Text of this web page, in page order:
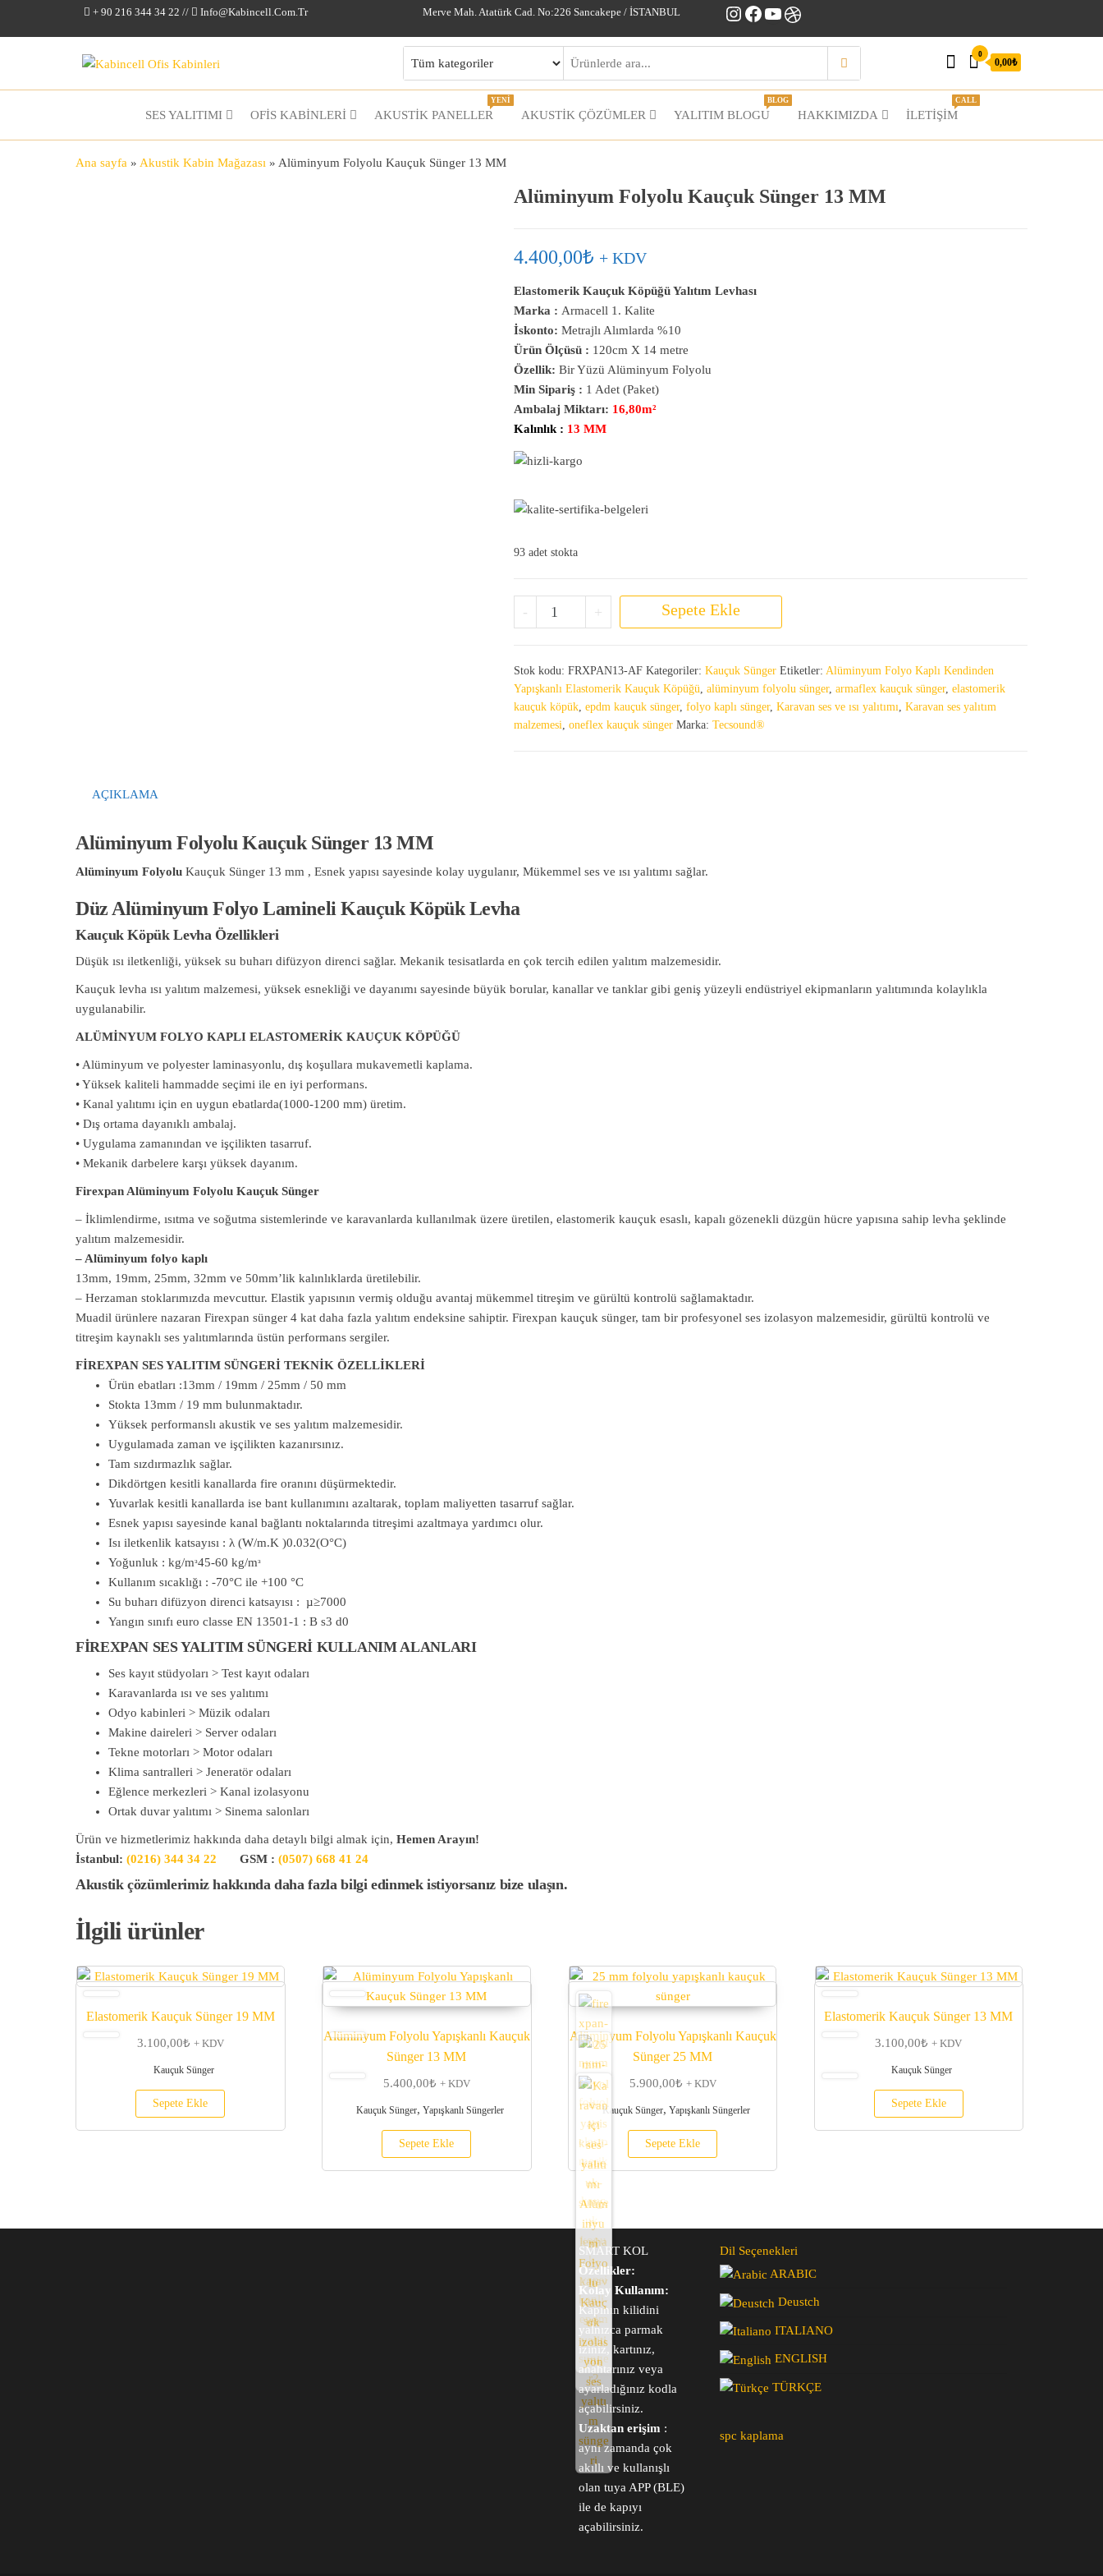
+ 90 216 344 34 22 // Info@kabincell.com.tr Merve Mah. Atatürk Cad. No:226 Sancakepe / İSTANBUL Instagram
Facebook
YouTube
Dribbble
Ofis
Kabinleri
0
0,00₺
SES YALITIMI OFİS KABİNLERİ AKUSTİK PANELLER
YENİ
AKUSTIK ÇÖZÜMLER YALITIM BLOGU
BLOG
HAKKIMIZDA İLETIŞIM
CALL
Ana sayfa » Akustik Kabin Mağazası » Alüminyum Folyolu Kauçuk Sünger 13 MM
Alüminyum Folyolu Kauçuk Sünger 13 MM
4.400,00₺ + KDV
Elastomerik Kauçuk Köpüğü Yalıtım Levhası
Marka : Armacell 1. Kalite
İskonto: Metrajlı Alımlarda %10
Ürün Ölçüsü : 120cm X 14 metre
Özellik: Bir Yüzü Alüminyum Folyolu
Min Sipariş : 1 Adet (Paket)
Ambalaj Miktarı: 16,80m²
Kalınlık : 13 MM
93 adet stokta
- Alüminyum Folyolu Kauçuk Sünger 13 MM adet
+ Sepete Ekle
Stok kodu: FRXPAN13-AF Kategoriler: Kauçuk Sünger Etiketler: Alüminyum Folyo Kaplı Kendinden
Yapışkanlı Elastomerik Kauçuk Köpüğü, alüminyum folyolu sünger, armaflex kauçuk sünger, elastomerik
kauçuk köpük, epdm kauçuk sünger, folyo kaplı sünger, Karavan ses ve ısı yalıtımı, Karavan ses yalıtım
malzemesi, oneflex kauçuk sünger Marka: Tecsound®
AÇIKLAMA
Alüminyum Folyolu Kauçuk Sünger 13 MM
Alüminyum Folyolu Kauçuk Sünger 13 mm , Esnek yapısı sayesinde kolay uygulanır, Mükemmel ses ve ısı yalıtımı sağlar.
Düz Alüminyum Folyo Lamineli Kauçuk Köpük Levha
Kauçuk Köpük Levha Özellikleri
Düşük ısı iletkenliği, yüksek su buharı difüzyon direnci sağlar. Mekanik tesisatlarda en çok tercih edilen yalıtım malzemesidir.
Kauçuk levha ısı yalıtım malzemesi, yüksek esnekliği ve dayanımı sayesinde büyük borular, kanallar ve tanklar gibi geniş yüzeyli endüstriyel ekipmanların yalıtımında kolaylıkla
uygulanabilir.
ALÜMİNYUM FOLYO KAPLI ELASTOMERİK KAUÇUK KÖPÜĞÜ
• Alüminyum ve polyester laminasyonlu, dış koşullara mukavemetli kaplama.
• Yüksek kaliteli hammadde seçimi ile en iyi performans.
• Kanal yalıtımı için en uygun ebatlarda(1000-1200 mm) üretim.
• Dış ortama dayanıklı ambalaj.
• Uygulama zamanından ve işçilikten tasarruf.
• Mekanik darbelere karşı yüksek dayanım.
Firexpan Alüminyum Folyolu Kauçuk Sünger
– İklimlendirme, ısıtma ve soğutma sistemlerinde ve karavanlarda kullanılmak üzere üretilen, elastomerik kauçuk esaslı, kapalı gözenekli düzgün hücre yapısına sahip levha şeklinde
yalıtım malzemesidir.
– Alüminyum folyo kaplı
13mm, 19mm, 25mm, 32mm ve 50mm’lik kalınlıklarda üretilebilir.
– Herzaman stoklarımızda mevcuttur. Elastik yapısının vermiş olduğu avantaj mükemmel titreşim ve gürültü kontrolü sağlamaktadır.
Muadil ürünlere nazaran Firexpan sünger 4 kat daha fazla yalıtım endeksine sahiptir. Firexpan kauçuk sünger, tam bir profesyonel ses izolasyon malzemesidir, gürültü kontrolü ve
titreşim kaynaklı ses yalıtımlarında üstün performans sergiler.
FİREXPAN SES YALITIM SÜNGERİ TEKNİK ÖZELLİKLERİ
Ürün ebatları :13mm / 19mm / 25mm / 50 mm
Stokta 13mm / 19 mm bulunmaktadır.
Yüksek performanslı akustik ve ses yalıtım malzemesidir.
Uygulamada zaman ve işçilikten kazanırsınız.
Tam sızdırmazlık sağlar.
Dikdörtgen kesitli kanallarda fire oranını düşürmektedir.
Yuvarlak kesitli kanallarda ise bant kullanımını azaltarak, toplam maliyetten tasarruf sağlar.
Esnek yapısı sayesinde kanal bağlantı noktalarında titreşimi azaltmaya yardımcı olur.
Isı iletkenlik katsayısı : λ (W/m.K )0.032(O°C)
Yoğunluk : kg/mᶟ45-60 kg/mᶟ
Kullanım sıcaklığı : -70°C ile +100 °C
Su buharı difüzyon direnci katsayısı : µ≥7000
Yangın sınıfı euro classe EN 13501-1 : B s3 d0
FİREXPAN SES YALITIM SÜNGERİ KULLANIM ALANLARI
Ses kayıt stüdyoları > Test kayıt odaları
Karavanlarda ısı ve ses yalıtımı
Odyo kabinleri > Müzik odaları
Makine daireleri > Server odaları
Tekne motorları > Motor odaları
Klima santralleri > Jeneratör odaları
Eğlence merkezleri > Kanal izolasyonu
Ortak duvar yalıtımı > Sinema salonları
Ürün ve hizmetlerimiz hakkında daha detaylı bilgi almak için, Hemen Arayın!
İstanbul: (0216) 344 34 22 GSM : (0507) 668 41 24
Akustik çözümlerimiz hakkında daha fazla bilgi edinmek istiyorsanız bize ulaşın.
İlgili ürünler
Elastomerik Kauçuk Sünger 19 MM
3.100,00₺ + KDV
Kauçuk Sünger
Sepete Ekle
Alüminyum Folyolu Yapışkanlı Kauçuk
Sünger 13 MM
5.400,00₺ + KDV
Kauçuk Sünger, Yapışkanlı Süngerler
Sepete Ekle
Alüminyum Folyolu Yapışkanlı Kauçuk
Sünger 25 MM
5.900,00₺ + KDV
Kauçuk Sünger, Yapışkanlı Süngerler
Sepete Ekle
Elastomerik Kauçuk Sünger 13 MM
3.100,00₺ + KDV
Kauçuk Sünger
Sepete Ekle
SMART KOL
Özellikler:
Kolay Kullanım:
Kapının kilidini
yalnızca parmak
iziniz, kartınız,
anahtarınız veya
ayarladığınız kodla
açabilirsiniz.
Uzaktan erişim :
aynı zamanda çok
akıllı ve kullanışlı
olan tuya APP (BLE)
ile de kapıyı
açabilirsiniz.
Dil Seçenekleri
ARABIC
Deustch
ITALIANO
ENGLISH
TÜRKÇE
spc kaplama